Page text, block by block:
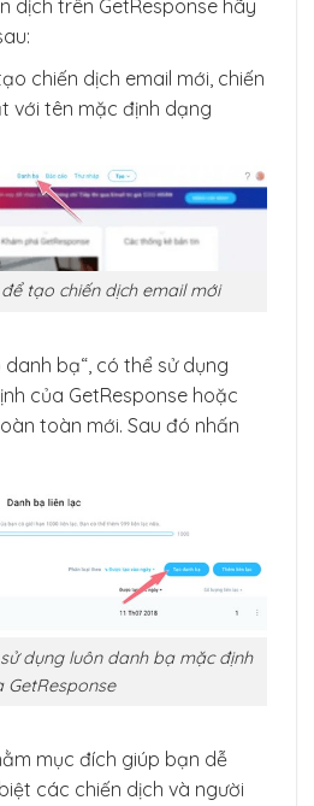
dịch trên GetResponse hãy
chiến dịch email mới, chiến
với tên mặc định dạng
để tạo chiến dịch email mới
bạ“, có thể sử dụng
của GetResponse hoặc
toàn mới. Sau đó nhấn
dụng luôn danh bạ mặc định
GetResponse
mục đích giúp bạn dễ
các chiến dịch và người